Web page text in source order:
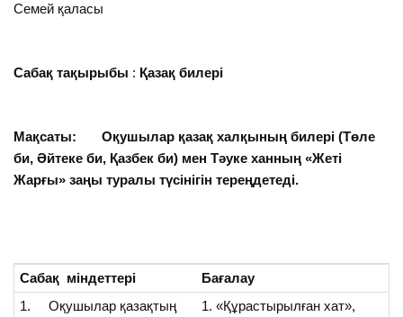
Семей қаласы
Сабақ тақырыбы : Қазақ билері
Мақсаты: Оқушылар қазақ халқының билері (Төле
би, Әйтеке би, Қазбек би) мен Тәуке ханның «Жеті
Жарғы» заңы туралы түсінігін тереңдетеді.
Сабақ міндеттері
Бағалау
1. Оқушылар қазақтың
1. «Құрастырылған хат»,